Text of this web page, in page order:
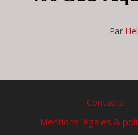
Par
Contacts
Mentions légales &